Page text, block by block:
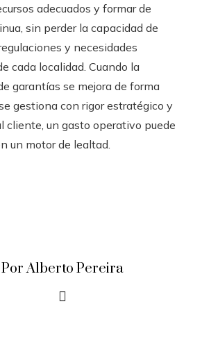
adecuados y formar de
sin perder la capacidad de
y necesidades
cada localidad. Cuando la
garantías se mejora de forma
gestiona con rigor estratégico y
cliente, un gasto operativo puede
un motor de lealtad.
Por Alberto Pereira